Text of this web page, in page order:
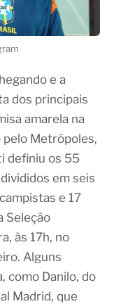
e a
dos principais
amarela na
Metrópoles,
definiu os 55
em seis
e 17
Seleção
às 17h, no
Alguns
como Danilo, do
Madrid, que